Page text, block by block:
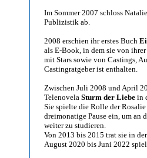
Im Sommer 2007 schloss
Publizistik ab.
2008 erschien ihr erstes Buch
als E-Book, in dem sie von
mit Stars sowie von Castings,
Castingratgeber ist enthalten.
Zwischen Juli 2008 und April
Telenovela Sturm der Liebe in
Sie spielte die Rolle der
dreimonatige Pause ein, um an
weiter zu studieren.
Von 2013 bis 2015 trat sie in
August 2020 bis Juni 2022